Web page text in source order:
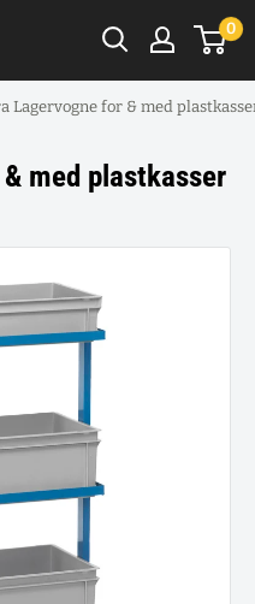
0
Lagervogne for & med
med plastkasser